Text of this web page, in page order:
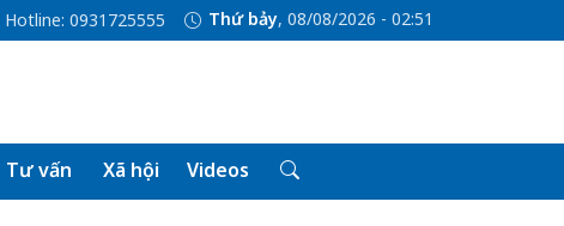
Hotline: 0931725555 Thứ bảy, 08/08/2026 - 02:51
Tư vấn Xã hội Videos